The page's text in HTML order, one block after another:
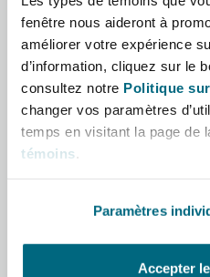
fenêtre nous aideront à
améliorer votre expérience
d’information, cliquez sur le
consultez notre Politique
changer vos paramètres
temps en visitant la page de
témoins
Paramètres
Accepter
Bator
Jersey
York
County
The St Botolph
Moyen-Orient
Amérique du Nord
Royaume-Uni et